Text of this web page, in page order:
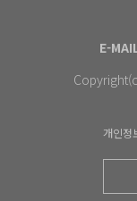
E-
개인정